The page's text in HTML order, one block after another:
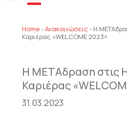
Home-Ανακοινώσεις - Η
Καριέρας «WELCOME 2023»
Η ΜΕΤΑδραση στις
Καριέρας
31.03.2023